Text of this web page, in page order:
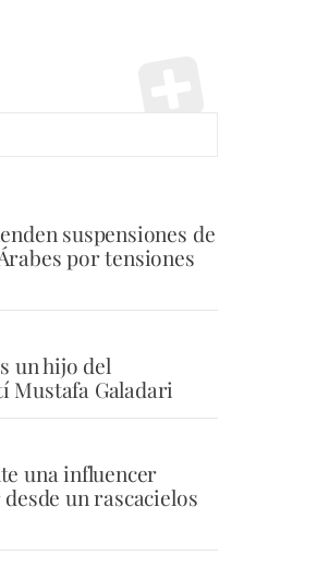
suspensiones de
por tensiones
un hijo del
Mustafa Galadari
una influencer
un rascacielos